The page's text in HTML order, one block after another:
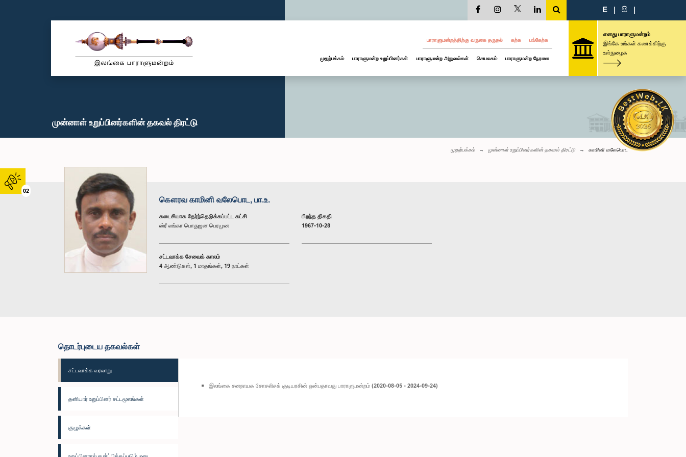
02
E | සි |
பாராளுமன்றத்திற்கு வருகை தருதல் கற்க பங்கேற்க
முதற்பக்கம் பாராளுமன்ற உறுப்பினர்கள் பாராளுமன்ற அலுவல்கள் செயலகம் பாராளுமன்ற நேரலை
எனது பாராளுமன்றம்
இங்கே உங்கள் கணக்கிற்கு
உள்நுழைக
முன்னாள் உறுப்பினர்களின் தகவல் திரட்டு
முதற்பக்கம் முன்னாள் உறுப்பினர்களின் தகவல் திரட்டு காமினி வலேபொட
கௌரவ காமினி வலேபொட, பா.உ.
கடைசியாக தேர்ந்தெடுக்கப்பட்ட கட்சி
ஸ்ரீ லங்கா பொதுஜன பெரமுன
பிறந்த திகதி
1967-10-28
சட்டவாக்க சேவைக் காலம்
4 ஆண்டுகள், 1 மாதங்கள், 19 நாட்கள்
தொடர்புடைய தகவல்கள்
சட்டவாக்க வரலாறு
தனியார் உறுப்பினர் சட்டமூலங்கள்
குழுக்கள்
இலங்கை சனநாயக சோசலிசக் குடியரசின் ஒன்பதாவது பாராளுமன்றம் (2020-08-05 - 2024-09-24)